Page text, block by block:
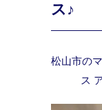
ス♪
松山市の
ス